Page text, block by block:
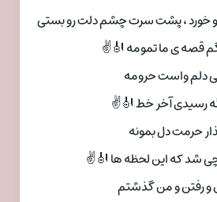
تو خورد ، پشت سرت چشم دلت رو بستی
قصه ی ما تمومه 🎻✌
دلم واست حرومه
رسیدی آخر خط 🎻✌
حرمت دل بمونه
شد که این لحظه ها 🎻✌
و رفتن و من گذشتم